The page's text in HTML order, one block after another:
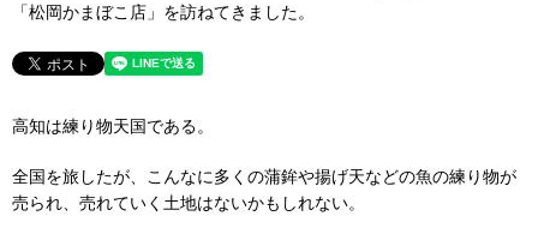
「松岡かまぼこ店」を訪ねてきました。
高知は練り物天国である。
全国を旅したが、こんなに多くの蒲鉾や揚げ天などの魚の練り物が
売られ、売れていく土地はないかもしれない。